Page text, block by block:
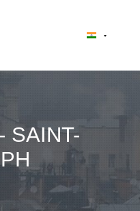
SAINT-